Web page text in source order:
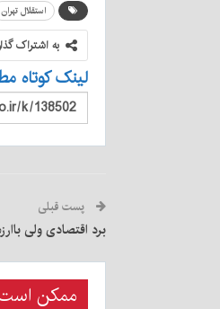
استقلال تهران
به اشتراک
لینک کوتاه
پست قبلی
برد اقتصادی ولی
ممکن